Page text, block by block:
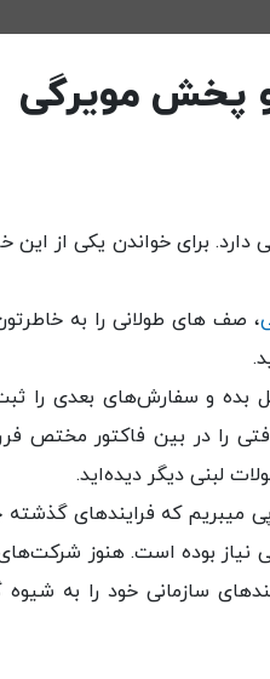
و پخش مویرگی
برای خواندن یکی از این
، صف های طولانی را به
بده و سفارش‌های بعدی را
را در بین فاکتور مختص
لبنی دیگر دیده‌اید.
میبریم که فرایند‌های گذشته
نیاز بوده است. هنوز
سازمانی خود را به